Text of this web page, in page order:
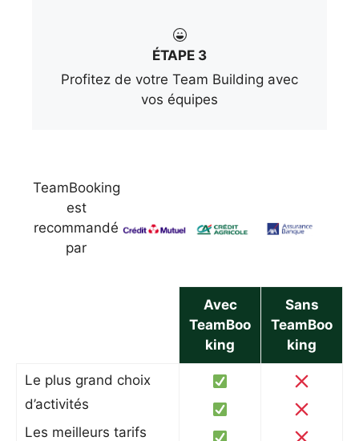
ÉTAPE 3
Profitez de votre Team Building avec
vos équipes
TeamBooking
est
recommandé
par
Avec
TeamBoo
king
Sans
TeamBoo
king
Le plus grand choix
d’activités
Les meilleurs tarifs